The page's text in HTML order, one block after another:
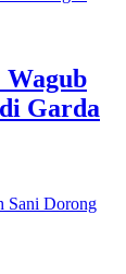
Garda